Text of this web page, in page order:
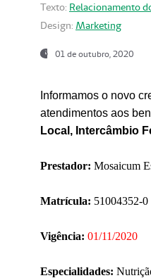
Texto: Relacionamento
Design: Marketing
01 de outubro, 2020
Informamos o novo
atendimentos aos
Local, Intercâmbio
Prestador: Mosaicum
Matrícula: 51004352-0
Vigência: 01/11/2020
Especialidades: